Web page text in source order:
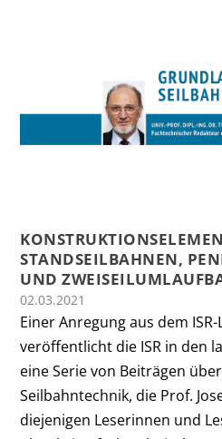
STANDSEILBAHNEN,
UND
02.03.2021
Einer Anregung aus dem
veröffentlicht die ISR in den
eine Serie von Beiträgen
Seilbahntechnik, die Prof.
diejenigen Leserinnen und